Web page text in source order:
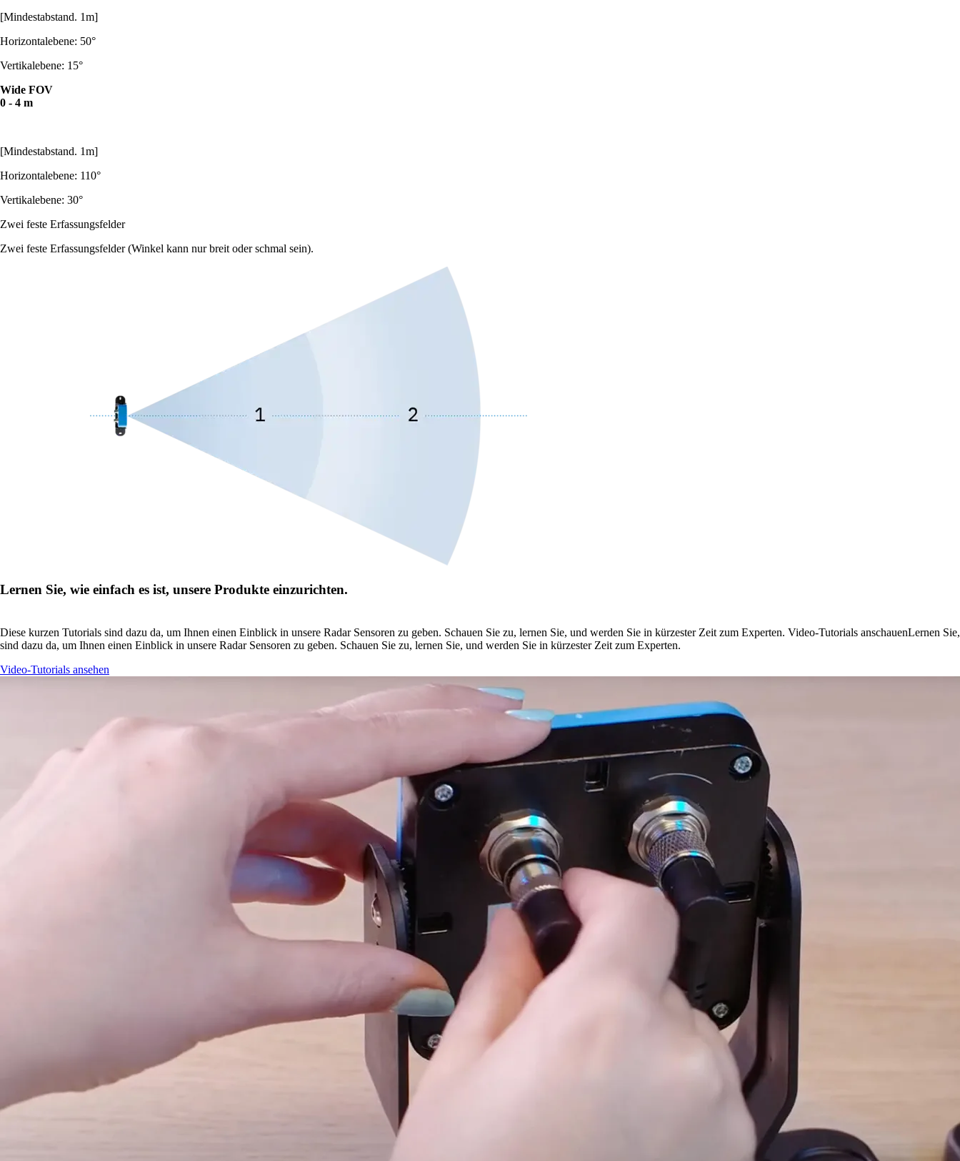
[Mindestabstand. 1m]
Horizontalebene: 50°
Vertikalebene: 15°
Wide FOV
0 - 4 m
[Mindestabstand. 1m]
Horizontalebene: 110°
Vertikalebene: 30°
Zwei feste Erfassungsfelder
Zwei feste Erfassungsfelder (Winkel kann nur breit oder schmal sein).
Lernen Sie, wie einfach es ist, unsere Produkte einzurichten.
Diese kurzen Tutorials sind dazu da, um Ihnen einen Einblick in unsere Radar Sensoren zu geben. Schauen Sie zu, lernen Sie, und werden Sie in kürzester Zeit zum Experten. Video-Tutorials anschauenLernen
sind dazu da, um Ihnen einen Einblick in unsere Radar Sensoren zu geben. Schauen Sie zu, lernen Sie, und werden Sie in kürzester Zeit zum Experten.
Video-Tutorials ansehen